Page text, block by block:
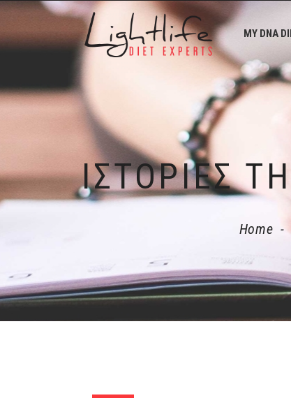
MY DNA
Home -